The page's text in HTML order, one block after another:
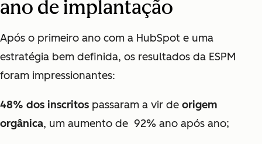
ano de implantação
Após o primeiro ano com a HubSpot e uma
estratégia bem definida, os resultados da ESPM
foram impressionantes:
48% dos inscritos passaram a vir de origem
orgânica, um aumento de 92% ano após ano;